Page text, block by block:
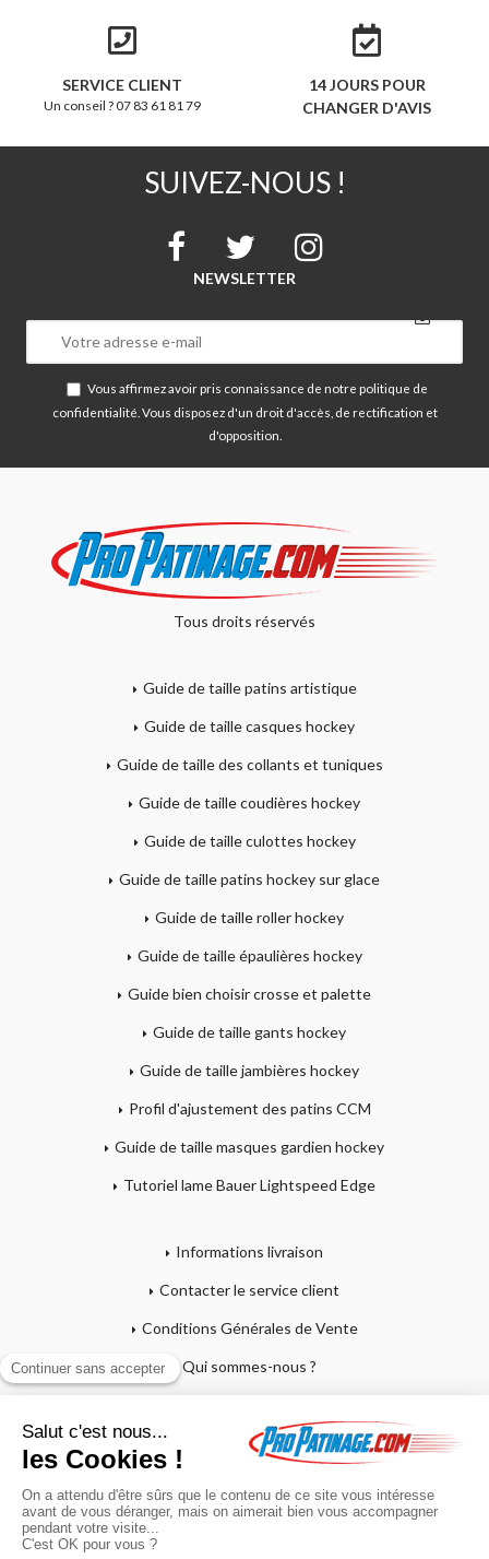
SERVICE CLIENT
Un conseil ? 07 83 61 81 79
14 JOURS POUR
CHANGER D'AVIS
SUIVEZ-NOUS !
NEWSLETTER
Vous affirmez avoir pris connaissance de notre politique de
confidentialité . Vous disposez d'un droit d'accès, de rectification et
d'opposition.
Tous droits réservés
Guide de taille patins artistique
Guide de taille casques hockey
Guide de taille des collants et tuniques
Guide de taille coudières hockey
Guide de taille culottes hockey
Guide de taille patins hockey sur glace
Guide de taille roller hockey
Guide de taille épaulières hockey
Guide bien choisir crosse et palette
Guide de taille gants hockey
Guide de taille jambières hockey
Profil d'ajustement des patins CCM
Guide de taille masques gardien hockey
Tutoriel lame Bauer Lightspeed Edge
Informations livraison
Contacter le service client
Conditions Générales de Vente
Qui sommes-nous ?
Mon compte
Mon panier